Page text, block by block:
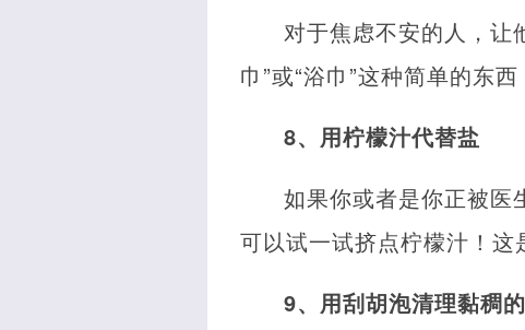
对于焦虑不安的人，让
巾”或“浴巾”这种简单的东
8、用柠檬汁代替盐
如果你或者是你正被医
可以试一试挤点柠檬汁！这
9、用刮胡泡清理黏稠